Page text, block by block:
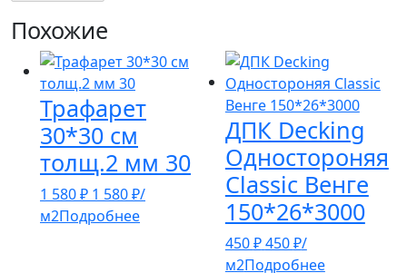
Похожие
Трафарет
30*30 см
толщ.2 мм 30
1 580₽ 1 580₽/
м2Подробнее
ДПК Decking
Одностороняя
Classic Венге
150*26*3000
450₽450₽/
м2Подробнее